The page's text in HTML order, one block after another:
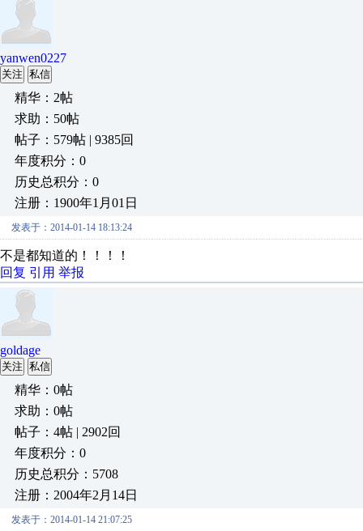
yanwen0227
关注 私信
精华：2帖
求助：50帖
帖子：579帖 | 9385回
年度积分：0
历史总积分：0
注册：1900年1月01日
发表于：2014-01-14 18:13:24
不是都知道的！！！！
回复 引用 举报
goldage
关注 私信
精华：0帖
求助：0帖
帖子：4帖 | 2902回
年度积分：0
历史总积分：5708
注册：2004年2月14日
发表于：2014-01-14 21:07:25